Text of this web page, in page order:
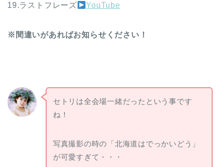
19.ラストフレーズ
YouTube
※間違いがあればお知らせください！
セトリは全会場一緒だったという事です
ね！
写真撮影の時の「北海道はでっかいどう」
が可愛すぎて・・・